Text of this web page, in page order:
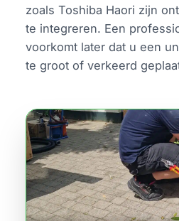
zoals Toshiba Haori zijn
te integreren. Een
voorkomt later dat u een
te groot of verkeerd